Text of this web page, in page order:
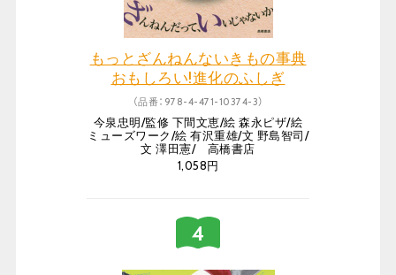
もっとざんねんないきもの事典
おもしろい!進化のふしぎ
（品番：978-4-471-10374-3）
今泉忠明/監修 下間文恵/絵 森永ピザ/絵
ミューズワーク/絵 有沢重雄/文 野島智司/
文 澤田憲/ 高橋書店
1,058円